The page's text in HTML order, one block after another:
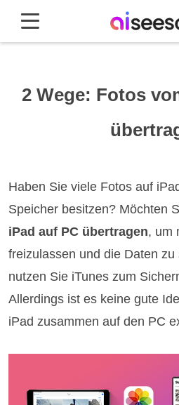
2 Wege: Fotos
Haben Sie viele Fotos auf
Speicher besitzen? Möchten
iPad auf PC übertragen, um
freizulassen und die Daten
nutzen Sie iTunes zum
Allerdings ist es keine gute
iPad zusammen auf den PC